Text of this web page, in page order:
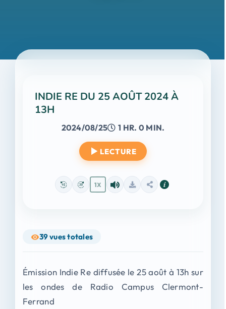
INDIE RE DU 25 AOÛT 2024 À
13H
2024/08/25 1 HR. 0 MIN.
LECTURE
1X
39vues totales
Émission Indie Re diffusée le 25 août à 13h sur
les ondes de Radio Campus Clermont-
Ferrand